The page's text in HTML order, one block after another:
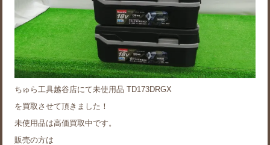
ちゅら工具越谷店にて未使用品 TD173DRGX
を買取させて頂きました！
未使用品は高価買取中です。
販売の方は